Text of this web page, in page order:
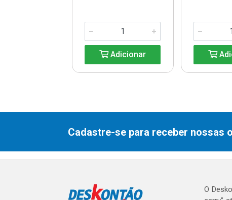
Adicionar
Cadastre-se para receber nossas
O